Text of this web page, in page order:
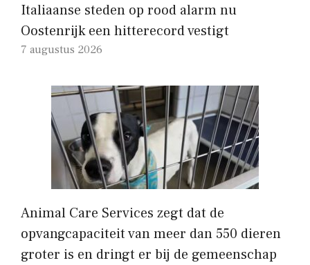
Italiaanse steden op rood alarm nu
Oostenrijk een hitterecord vestigt
7 augustus 2026
Animal Care Services zegt dat de
opvangcapaciteit van meer dan 550 dieren
groter is en dringt er bij de gemeenschap